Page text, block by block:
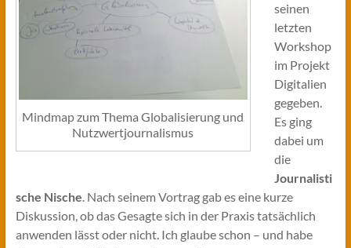
Mindmap zum Thema Globalisierung und
Nutzwertjournalismus
seinen
letzten
Workshop
im Projekt
Digitalien
gegeben.
Es ging
dabei um
die
Journalisti
sche Nische. Nach seinem Vortrag gab es eine kurze
Diskussion, ob das Gesagte sich in der Praxis tatsächlich
anwenden lässt oder nicht. Ich glaube schon – und habe